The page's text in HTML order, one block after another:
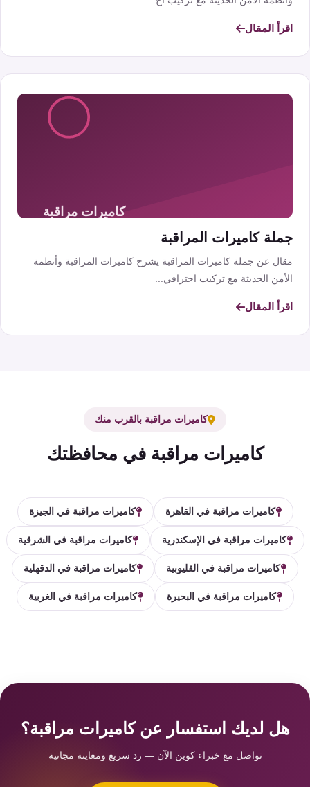
اقرأ المقال
جملة كاميرات المراقبة
مقال عن جملة كاميرات المراقبة يشرح كاميرات المراقبة وأنظمة
الأمن الحديثة مع تركيب احترافي...
اقرأ المقال
كاميرات مراقبة بالقرب منك
كاميرات مراقبة في محافظتك
كاميرات مراقبة في القاهرة كاميرات مراقبة في الجيزة
كاميرات مراقبة في الإسكندرية كاميرات مراقبة في الشرقية
كاميرات مراقبة في القليوبية كاميرات مراقبة في الدقهلية
كاميرات مراقبة في البحيرة كاميرات مراقبة في الغربية
هل لديك استفسار عن كاميرات مراقبة؟
تواصل مع خبراء كوين الآن — رد سريع ومعاينة مجانية